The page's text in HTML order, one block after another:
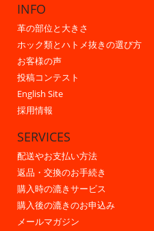
INFO
革の部位と大きさ
ホック類とハトメ抜きの選び方
お客様の声
投稿コンテスト
English Site
採用情報
SERVICES
配送やお支払い方法
返品・交換のお手続き
購入時の漉きサービス
購入後の漉きのお申込み
メールマガジン